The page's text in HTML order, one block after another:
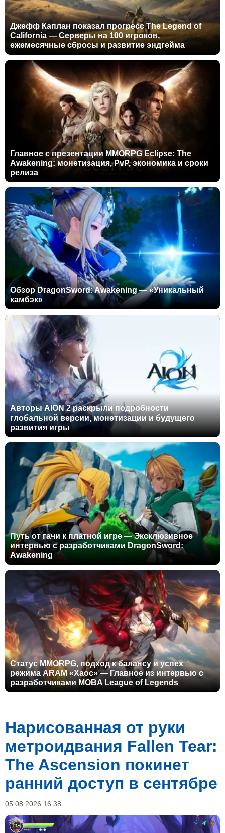
Джефф Каплан показал прогресс The Legend of
California — Серверы на 100 игроков,
ежемесячные сбросы и развитие эндгейма
Главное с презентации MMORPG Eclipse: The
Awakening: монетизация, PvP, экономика и сроки
релиза
Обзор DragonSword: Awakening — «Уникальный
камбэк»
Авторы AION 2 раскрыли подробности
глобальной версии, монетизации и будущего
развития игры
Путь от гачи к платной игре — Эксклюзивное
интервью с разработчиками DragonSword:
Awakening
Статус MMORPG, подход к балансу и успех
режима ARAM «Хаос» — Главное из интервью с
разработчиками MOBA League of Legends
Нарисованная от руки
метроидвания Fallen Tear:
The Ascension покинет
ранний доступ в сентябре
05.08.2026 16:38